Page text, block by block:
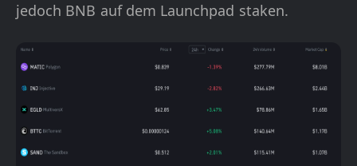
jedoch BNB auf dem Launchpad staken.